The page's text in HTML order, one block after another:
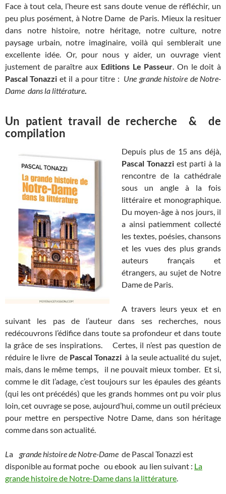
Face à tout cela, l’heure est sans doute venue de réfléchir, un
peu plus posément, à Notre Dame de Paris. Mieux la resituer
dans notre histoire, notre héritage, notre culture, notre
paysage urbain, notre imaginaire, voilà qui semblerait une
excellente idée. Or, pour nous y aider, un ouvrage vient
justement de paraître aux Editions Le Passeur. On le doit à
Pascal Tonazzi et il a pour titre : Une grande histoire de Notre-
Dame dans la littérature.
Un patient travail de recherche & de
compilation
Depuis plus de 15 ans déjà,
Pascal Tonazziest parti à la
rencontre de la cathédrale
sous un angle à la fois
littéraire et monographique.
Du moyen-âge à nos jours, il
a ainsi patiemment collecté
les textes, poésies, chansons
et les vues des plus grands
auteurs français et
étrangers, au sujet de Notre
Dame de Paris.
A travers leurs yeux et en
suivant les pas de l’auteur dans ses recherches, nous
redécouvrons l’édifice dans toute sa profondeur et dans toute
la grâce de ses inspirations. Certes, il n’est pas question de
réduire le livre de Pascal Tonazzià la seule actualité du sujet,
mais, dans le même temps, il ne pouvait mieux tomber. Et si,
comme le dit l’adage, c’est toujours sur les épaules des géants
(qui les ont précédés) que les grands hommes ont pu voir plus
loin, cet ouvrage se pose, aujourd’hui, comme un outil précieux
pour mettre en perspective Notre Dame, dans son héritage
comme dans son actualité.
La grande histoire de Notre-Dame de Pascal Tonazzi est
disponible au format poche ou ebook au lien suivant : La
grande histoire de Notre-Dame dans la littérature.